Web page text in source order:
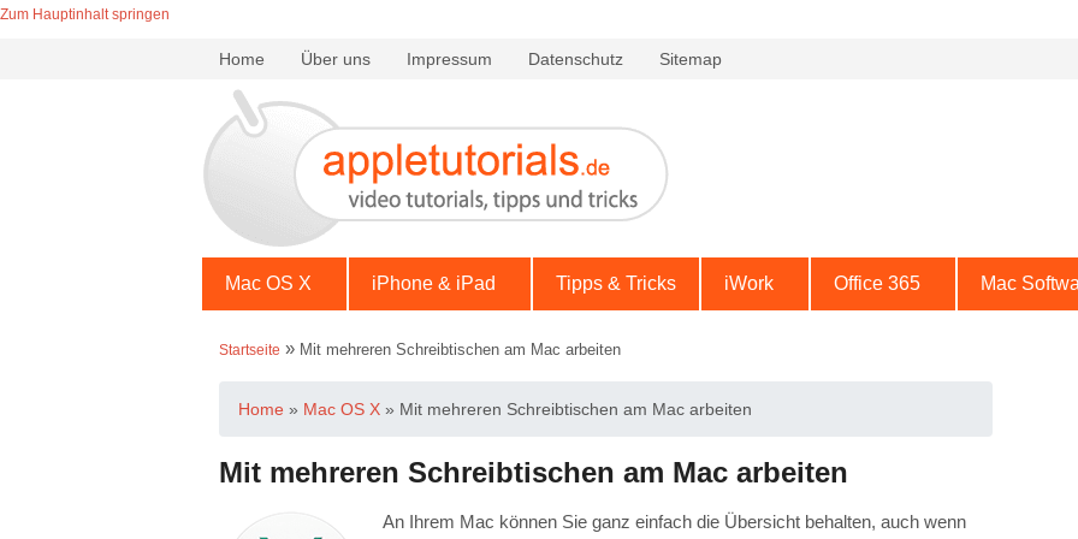
Zum Hauptinhalt springen
Home Über uns Impressum Datenschutz Sitemap
Mac OS X iPhone & iPad Tipps & Tricks iWork Office 365 Mac
Startseite » Mit mehreren Schreibtischen am Mac arbeiten
Home » Mac OS X » Mit mehreren Schreibtischen am Mac arbeiten
Mit mehreren Schreibtischen am Mac arbeiten
An Ihrem Mac können Sie ganz einfach die Übersicht behalten, auch wenn